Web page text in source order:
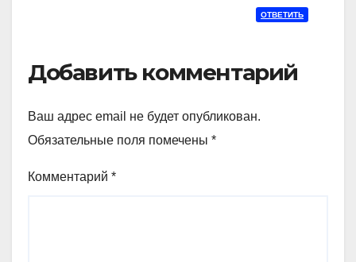
ОТВЕТИТЬ
Добавить комментарий
Ваш адрес email не будет опубликован.
Обязательные поля помечены *
Комментарий *